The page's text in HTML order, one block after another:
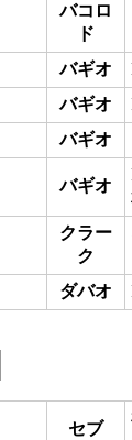
バコロ
ド
バギオ
バギオ
バギオ
バギオ
クラー
ク
ダバオ
セブ